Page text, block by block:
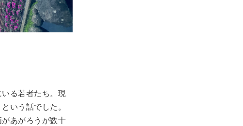
る若者たち。現
いう話でした。
あがろうが数十